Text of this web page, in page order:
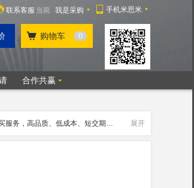
，高品质、低成本、短交期，我们以准时送达为理念，致力成为全球制造业的坚实后盾。 展开